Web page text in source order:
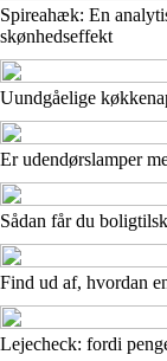
Spireahæk: En
skønhedseffekt
Uundgåelige
Er udendørslamper
Sådan får du
Find ud af, hvordan
Lejecheck: fordi